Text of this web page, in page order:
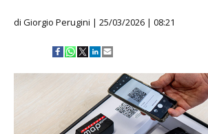
di Giorgio Perugini | 25/03/2026 | 08:21